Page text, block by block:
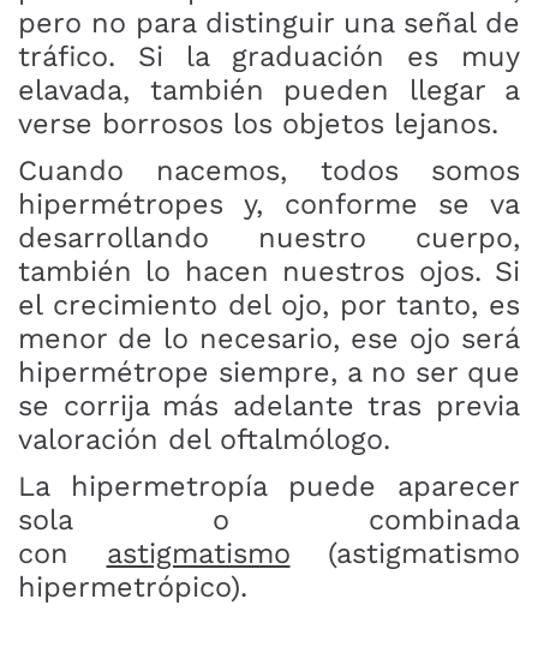
pero no para distinguir una señal de
tráfico. Si la graduación es muy
elavada, también pueden llegar a
verse borrosos los objetos lejanos.
Cuando nacemos, todos somos
hipermétropes y, conforme se va
desarrollando nuestro cuerpo,
también lo hacen nuestros ojos. Si
el crecimiento del ojo, por tanto, es
menor de lo necesario, ese ojo será
hipermétrope siempre, a no ser que
se corrija más adelante tras previa
valoración del oftalmólogo.
La hipermetropía puede aparecer
sola o combinada
con astigmatismo (astigmatismo
hipermetrópico).